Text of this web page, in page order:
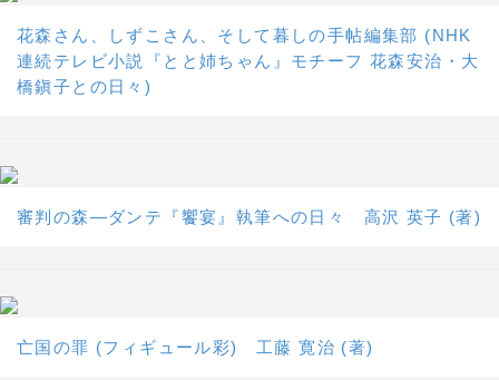
花森さん、しずこさん、そして暮しの手帖編集部 (NHK
連続テレビ小説『とと姉ちゃん』モチーフ 花森安治・大
橋鎭子との日々)
審判の森―ダンテ『饗宴』執筆への日々 高沢 英子 (著)
亡国の罪 (フィギュール彩) 工藤 寛治 (著)